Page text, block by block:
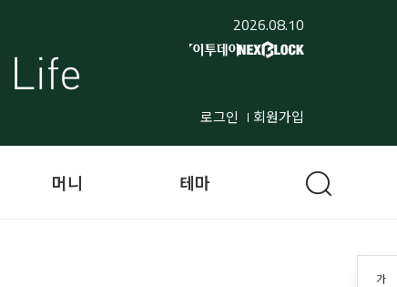
2026.08.10
로그인 회원가입
가
머니 테마